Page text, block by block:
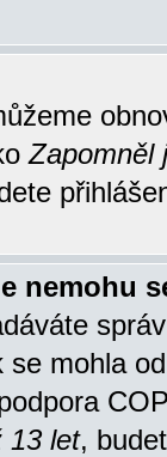
Zapomněl
nemohu
mohla
13 let,